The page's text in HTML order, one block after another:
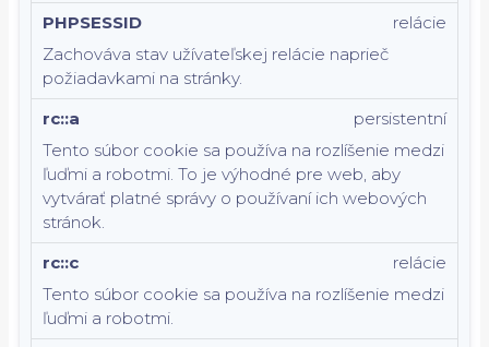
PHPSESSID
Zachováva stav užívateľskej relácie naprieč
požiadavkami na stránky.
relácie
rc::a
Tento súbor cookie sa používa na rozlíšenie medzi
ľuďmi a robotmi. To je výhodné pre web, aby
vytvárať platné správy o používaní ich webových
stránok.
persistentní
rc::c
Tento súbor cookie sa používa na rozlíšenie medzi
ľuďmi a robotmi.
relácie